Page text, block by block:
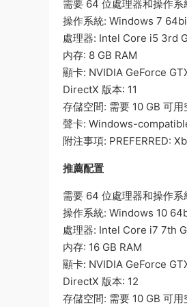
需要 64 位處理器和操作系
操作系統: Windows 7
處理器: Intel Core i5 3rd
内存: 8 GB RAM
顯卡: NVIDIA GeForce
DirectX 版本: 11
存儲空間: 需要 10 GB 可用
聲卡: Windows-
附注事項: PREFERRED:
推薦配置
需要 64 位處理器和操作系
操作系統: Windows 10
處理器: Intel Core i7 7th
内存: 16 GB RAM
顯卡: NVIDIA GeForce
DirectX 版本: 12
存儲空間: 需要 10 GB 可用